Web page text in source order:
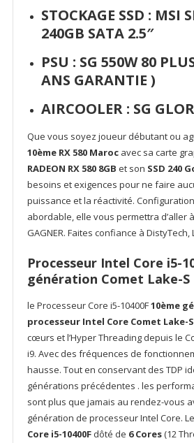
STOCKAGE SSD : MSI
240GB SATA 2.5″
PSU : SG 550W 80
ANS GARANTIE )
AIRCOOLER : SG
Que vous soyez joueur débutant ou
10ème RX 580 Maroc avec sa carte
RADEON RX 580 8GB et son SSD 240
besoins et exigences pour ne faire
puissance et la réactivité.
abordable, elle vous permettra d’aller à
GAGNER. Faites confiance à DistyTech,
Processeur Intel Core i5-
génération Comet Lake-S
le Processeur Core i5-10400F10ème
processeur Intel Core Comet Lake-
cœurs et l’Hyper Threading depuis le
i9. Avec des fréquences de
hausse. Tout en conservant des TDP
générations précédentes . les
sont plus que jamais au rendez-vous
génération de processeur Intel Core. Le
Core i5-10400Fdôté de 6 Cores(12